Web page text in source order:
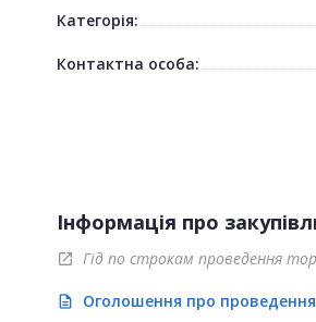
Категорія:
Контактна особа:
Інформація про
open_in_new Гід по строкам проведення
description Оголошення про проведення